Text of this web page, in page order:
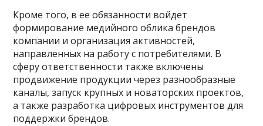
Кроме того, в ее обязанности войдет
формирование медийного облика брендов
компании и организация активностей,
направленных на работу с потребителями. В
сферу ответственности также включены
продвижение продукции через разнообразные
каналы, запуск крупных и новаторских проектов,
а также разработка цифровых инструментов для
поддержки брендов.